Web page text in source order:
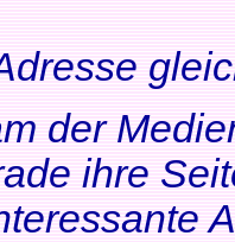
der
ihre